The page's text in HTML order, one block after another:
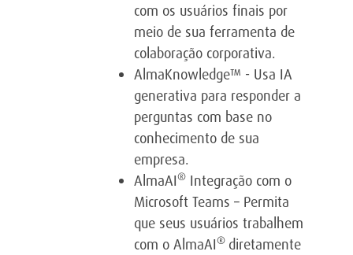
com os usuários finais por
meio de sua ferramenta de
colaboração corporativa.
AlmaKnowledge™ - Usa IA
generativa para responder a
perguntas com base no
conhecimento de sua
empresa.
AlmaAI® Integração com o
Microsoft Teams – Permita
que seus usuários trabalhem
com o AlmaAI® diretamente